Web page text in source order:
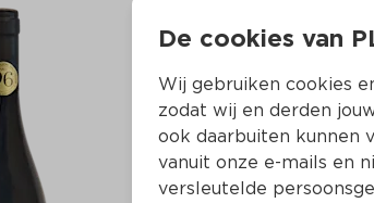
Per Fles
6.65
De cookies van
Wij gebruiken cookies
zodat wij en derden
ook daarbuiten kunnen
vanuit onze e-mails en
versleutelde